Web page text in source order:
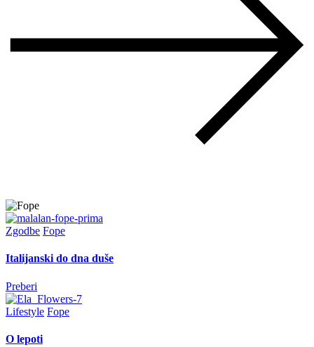
Zgodbe Fope
Italijanski do dna duše
Preberi
Lifestyle Fope
O lepoti